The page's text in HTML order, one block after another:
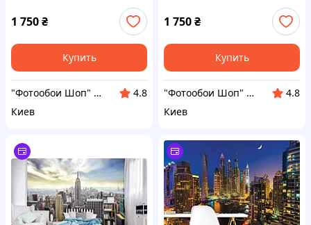
(1672VEXXL)+клей
1 750₴
Купить
"Фотообои Шоп" Интернет магазин
4.8
Киев
312x219 см Улица в цветах
1 750₴
Купить
"Фотообои Шоп" Интернет магазин
4.8
Киев